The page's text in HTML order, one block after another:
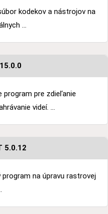
kodekov a nástrojov na
...
program pre zdieľanie
videí. ...
5.0.12
program na úpravu rastrovej